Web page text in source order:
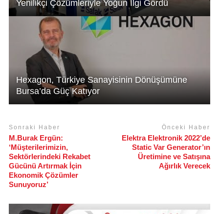
Yenilikçi Çözümleriyle Yoğun İlgi Gördü
Hexagon, Türkiye Sanayisinin Dönüşümüne
Bursa’da Güç Katıyor
Sonraki Haber
M.Burak Ergün:
‘Müşterilerimizin,
Sektörlerindeki Rekabet
Gücünü Artırmak İçin
Ekonomik Çözümler
Sunuyoruz’
Önceki Haber
Elektra Elektronik 2022’de
Static Var Generator’ın
Üretimine ve Satışına
Ağırlık Verecek